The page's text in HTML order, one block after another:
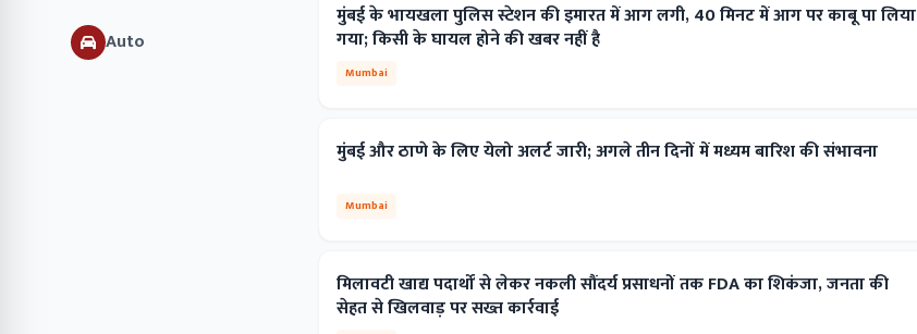
Auto
मुंबई के भायखला पुलिस स्टेशन की इमारत में आग लगी, 40 मिनट में आग पर काबू पा लिया
गया; किसी के घायल होने की खबर नहीं है
Mumbai
मुंबई और ठाणे के लिए येलो अलर्ट जारी; अगले तीन दिनों में मध्यम बारिश की संभावना
Mumbai
मिलावटी खाद्य पदार्थों से लेकर नकली सौंदर्य प्रसाधनों तक FDA का शिकंजा, जनता की
सेहत से खिलवाड़ पर सख्त कार्रवाई